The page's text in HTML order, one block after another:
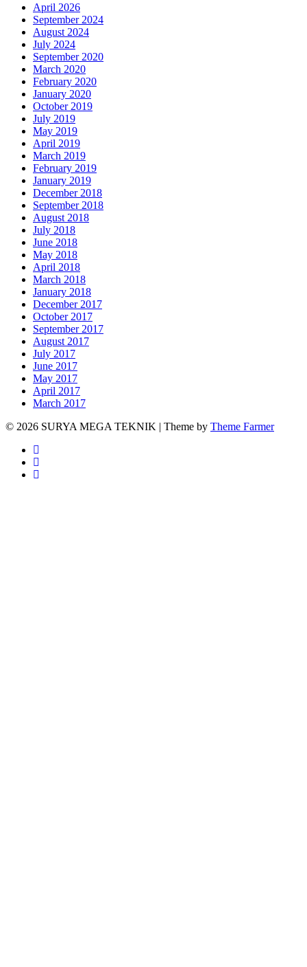
April 2026
September 2024
August 2024
July 2024
September 2020
March 2020
February 2020
January 2020
October 2019
July 2019
May 2019
April 2019
March 2019
February 2019
January 2019
December 2018
September 2018
August 2018
July 2018
June 2018
May 2018
April 2018
March 2018
January 2018
December 2017
October 2017
September 2017
August 2017
July 2017
June 2017
May 2017
April 2017
March 2017
© 2026 SURYA MEGA TEKNIK | Theme by Theme Farmer